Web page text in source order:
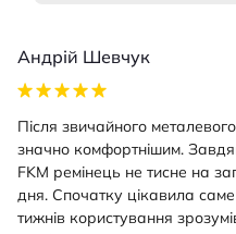
Андрій Шевчук
Після звичайного
значно комфортнішим.
FKM ремінець не тисне на
дня. Спочатку цікавила саме
тижнів користування